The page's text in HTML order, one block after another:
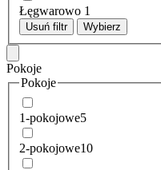
Łęgwarowo 1
Usuń filtr Wybierz
Pokoje
Pokoje
1-pokojowe5
2-pokojowe10